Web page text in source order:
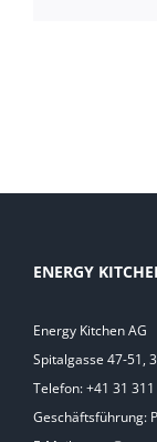
ENERGY
Energy Kitchen AG
Spitalgasse 47-51,
Telefon: +41 31
Geschäftsführung: